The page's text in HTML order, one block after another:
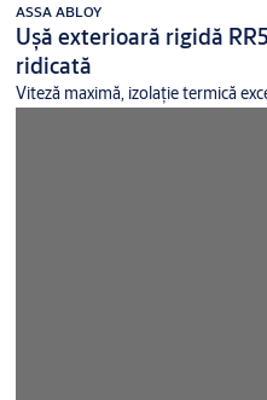
ASSA ABLOY
Ușă exterioară rigidă
ridicată
Viteză maximă, izolație termică